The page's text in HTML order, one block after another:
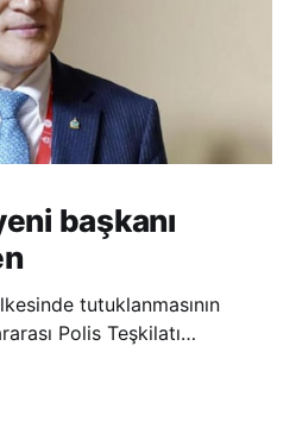
başkanı
tutuklanmasının
Polis Teşkilatı